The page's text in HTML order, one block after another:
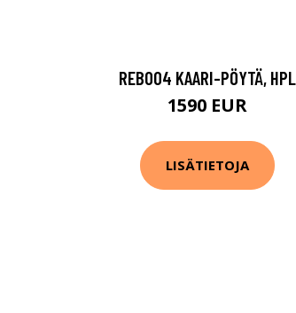
REB004 KAARI-PÖYTÄ, HPL
1590 EUR
LISÄTIETOJA